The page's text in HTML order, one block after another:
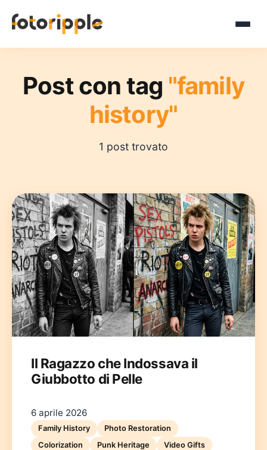
DeutschEnglishEspañol
Nederlands
Post con tag "family
history"
1 post trovato
Il Ragazzo che Indossava il
Giubbotto di Pelle
6 aprile 2026
Family History
Photo Restoration
Colorization
Punk Heritage Video Gifts